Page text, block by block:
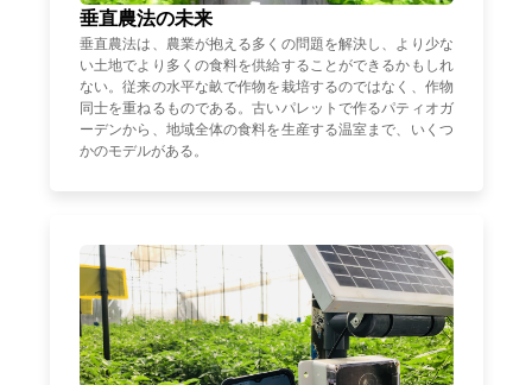
垂直農法の未来
垂直農法は、農業が抱える多くの問題を解決し、より少な
い土地でより多くの食料を供給することができるかもしれ
ない。従来の水平な畝で作物を栽培するのではなく、作物
同士を重ねるものである。古いパレットで作るパティオガ
ーデンから、地域全体の食料を生産する温室まで、いくつ
かのモデルがある。